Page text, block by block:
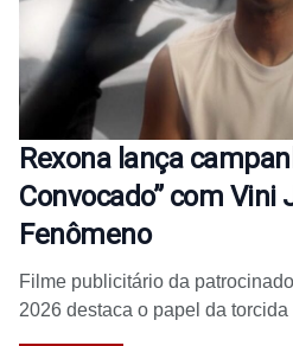
Rexona lança
Convocado” com Vini
Fenômeno
Filme publicitário da
2026 destaca o papel da